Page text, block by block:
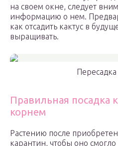
на своем окне, следует
информацию о нем.
как отсадить кактус в
выращивать.
Пересадка
Правильная посадка
корнем
Растению после
карантин, чтобы оно